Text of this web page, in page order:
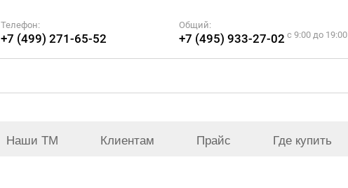
Телефон:
+7 (499) 271-65-52
Общий:
+7 (495) 933-27-02 c 9:00 до 19:00
Наши ТМ Клиентам Прайс Где купить